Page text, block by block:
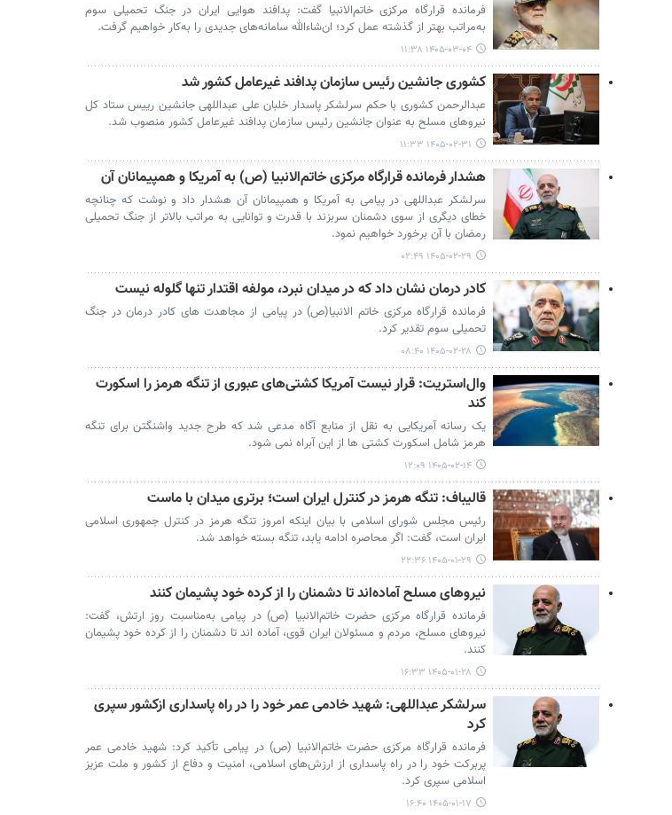
فرمانده قرارگاه مرکزی خاتم‌الانبیا گفت: پدافند هوایی ایران در جنگ تحمیلی سوم
به‌مراتب بهتر از گذشته عمل کرد؛ ان‌شاءالله سامانه‌های جدیدی را به‌کار خواهیم گرفت.
۱۴۰۵-۰۳-۰۴ ۱۱:۳۸
کشوری جانشین رئیس سازمان پدافند غیرعامل کشور شد
عبدالرحمن کشوری با حکم سرلشکر پاسدار خلبان علی عبداللهی جانشین رییس ستاد کل
نیروهای مسلح به عنوان جانشین رئیس سازمان پدافند غیرعامل کشور منصوب شد.
۱۴۰۵-۰۲-۳۱ ۱۱:۳۳
هشدار فرمانده قرارگاه مرکزی خاتم‌الانبیا (ص) به آمریکا و همپیمانان آن
سرلشکر عبداللهی در پیامی به آمریکا و همپیمانان آن هشدار داد و نوشت که چنانچه
خطای دیگری از سوی دشمنان‌ سربزند با قدرت و توانایی به مراتب بالاتر از جنگ تحمیلی
رمضان با آن برخورد خواهیم نمود.
۱۴۰۵-۰۲-۲۹ ۰۲:۴۹
کادر درمان نشان داد که در میدان نبرد، مولفه اقتدار تنها گلوله نیست
فرمانده قرارگاه مرکزی خاتم الانبیا(ص) در پیامی از مجاهدت های کادر درمان در جنگ
تحمیلی سوم تقدیر کرد.
۱۴۰۵-۰۲-۲۸ ۰۸:۴۰
وال‌استریت: قرار نیست آمریکا کشتی‌های عبوری از تنگه هرمز را اسکورت
کند
یک رسانه آمریکایی به نقل از منابع آگاه مدعی شد که طرح جدید واشنگتن برای تنگه
هرمز شامل اسکورت کشتی ها از این آبراه نمی شود.
۱۴۰۵-۰۲-۱۴ ۱۲:۰۹
قالیباف: تنگه هرمز در کنترل ایران است؛ برتری میدان با ماست
رئیس مجلس شورای اسلامی با بیان اینکه امروز تنگه هرمز در کنترل جمهوری اسلامی
ایران است، گفت: اگر محاصره ادامه یابد، تنگه بسته خواهد شد.
۱۴۰۵-۰۱-۲۹ ۲۲:۳۶
نیروهای مسلح آماده‌اند تا دشمنان را از کرده خود پشیمان کنند
فرمانده قرارگاه مرکزی حضرت خاتم‌الانبیا (ص) در پیامی به‌مناسبت روز ارتش، گفت:
نیروهای مسلح، مردم و مسئولان ایران قوی، آماده اند تا دشمنان را از کرده خود پشیمان
کنند.
۱۴۰۵-۰۱-۲۸ ۱۶:۳۳
سرلشکر عبداللهی: شهید خادمی عمر خود را در راه پاسداری ازکشور سپری
کرد
فرمانده قرارگاه مرکزی حضرت خاتم‌الانبیا (ص) در پیامی تأکید کرد: شهید خادمی عمر
پربرکت خود را در راه پاسداری از ارزش‌های اسلامی، امنیت و دفاع از کشور و ملت عزیز
اسلامی سپری کرد.
۱۴۰۵-۰۱-۱۷ ۱۶:۴۰